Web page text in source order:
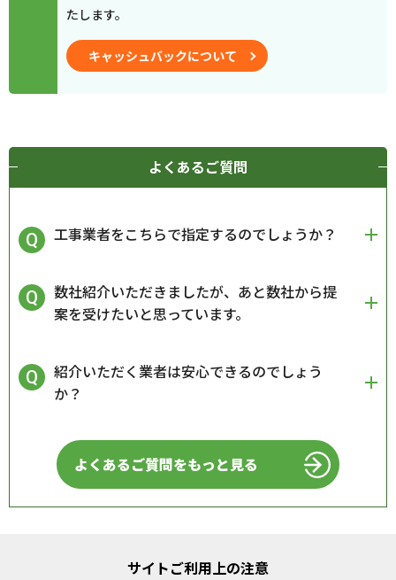
たします。
キャッシュバックについて
よくあるご質問
工事業者をこちらで指定するのでしょうか？
数社紹介いただきましたが、あと数社から提
案を受けたいと思っています。
紹介いただく業者は安心できるのでしょう
か？
よくあるご質問をもっと見る
サイトご利用上の注意